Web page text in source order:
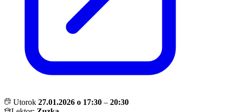
Utorok 27.01.2026 o 17:30 – 20:30